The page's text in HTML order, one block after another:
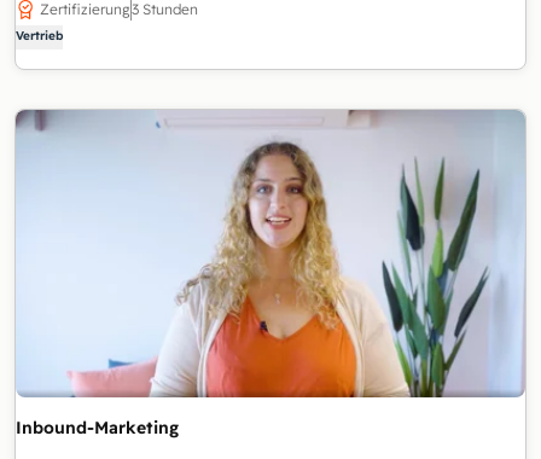
Zertifizierung3 Stunden
Vertrieb
Inbound-Marketing